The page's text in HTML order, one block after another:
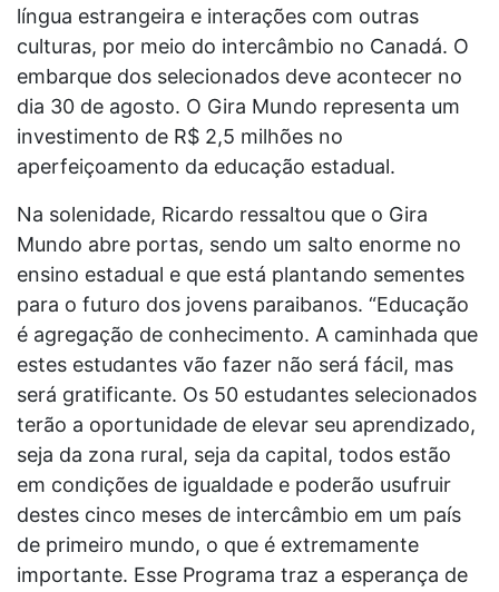
língua estrangeira e interações com outras
culturas, por meio do intercâmbio no Canadá. O
embarque dos selecionados deve acontecer no
dia 30 de agosto. O Gira Mundo representa um
investimento de R$ 2,5 milhões no
aperfeiçoamento da educação estadual.
Na solenidade, Ricardo ressaltou que o Gira
Mundo abre portas, sendo um salto enorme no
ensino estadual e que está plantando sementes
para o futuro dos jovens paraibanos. “Educação
é agregação de conhecimento. A caminhada que
estes estudantes vão fazer não será fácil, mas
será gratificante. Os 50 estudantes selecionados
terão a oportunidade de elevar seu aprendizado,
seja da zona rural, seja da capital, todos estão
em condições de igualdade e poderão usufruir
destes cinco meses de intercâmbio em um país
de primeiro mundo, o que é extremamente
importante. Esse Programa traz a esperança de